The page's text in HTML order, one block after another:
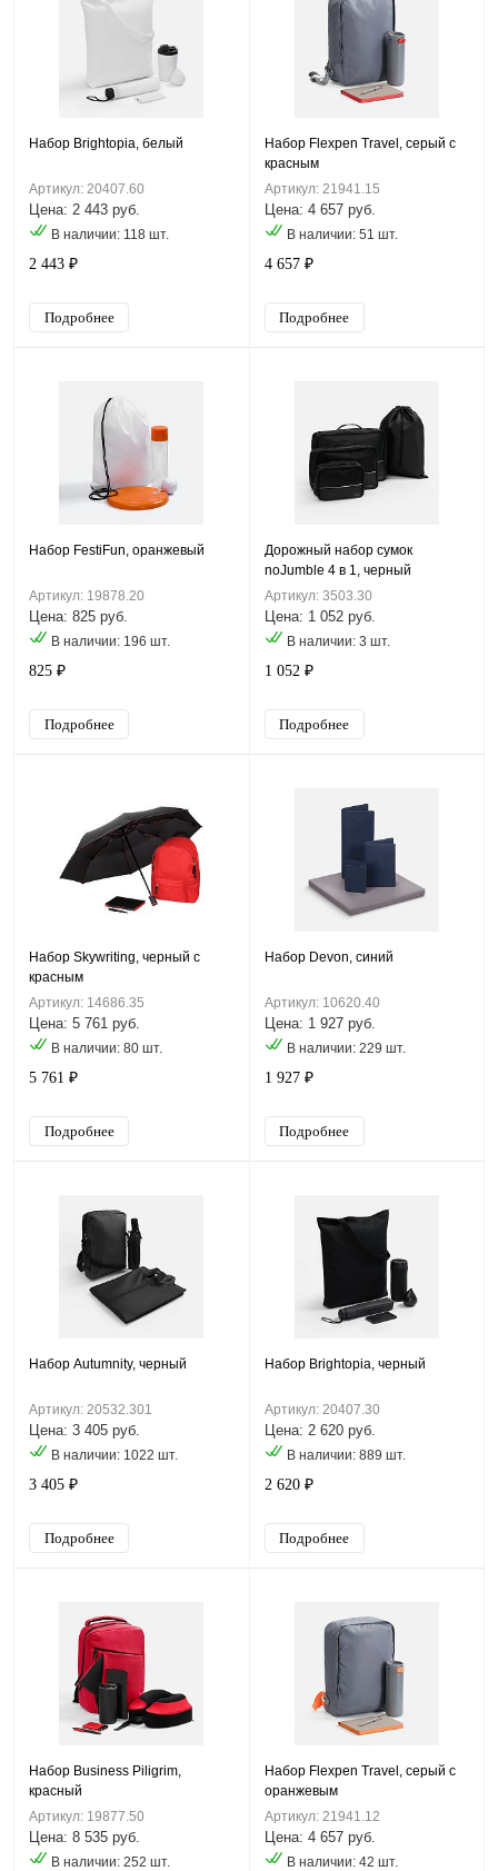
Набор Brightopia, белый
Артикул: 20407.60
Цена: 2 443 руб.
В наличии: 118 шт.
2 443 ₽
Подробнее
Набор Flexpen Travel, серый с
красным
Артикул: 21941.15
Цена: 4 657 руб.
В наличии: 51 шт.
4 657 ₽
Подробнее
Набор FestiFun, оранжевый
Артикул: 19878.20
Цена: 825 руб.
В наличии: 196 шт.
825 ₽
Подробнее
Дорожный набор сумок
noJumble 4 в 1, черный
Артикул: 3503.30
Цена: 1 052 руб.
В наличии: 3 шт.
1 052 ₽
Подробнее
Набор Skywriting, черный с
красным
Артикул: 14686.35
Цена: 5 761 руб.
В наличии: 80 шт.
5 761 ₽
Подробнее
Набор Devon, синий
Артикул: 10620.40
Цена: 1 927 руб.
В наличии: 229 шт.
1 927 ₽
Подробнее
Набор Autumnity, черный
Артикул: 20532.301
Цена: 3 405 руб.
В наличии: 1022 шт.
3 405 ₽
Подробнее
Набор Brightopia, черный
Артикул: 20407.30
Цена: 2 620 руб.
В наличии: 889 шт.
2 620 ₽
Подробнее
Набор Business Piligrim,
красный
Артикул: 19877.50
Цена: 8 535 руб.
В наличии: 252 шт.
Набор Flexpen Travel, серый с
оранжевым
Артикул: 21941.12
Цена: 4 657 руб.
В наличии: 42 шт.